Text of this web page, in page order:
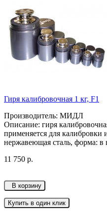
Гиря калибровочная 1 кг, F1
Производитель: МИДЛ
Описание: гиря
применяется для калибровки
нержавеющая сталь, форма: в
11 750 р.
В корзину
Купить в один клик